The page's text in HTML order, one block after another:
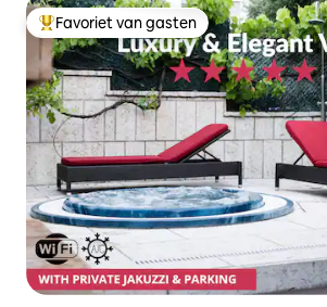
Topfavoriet van gasten
Favoriet van gasten